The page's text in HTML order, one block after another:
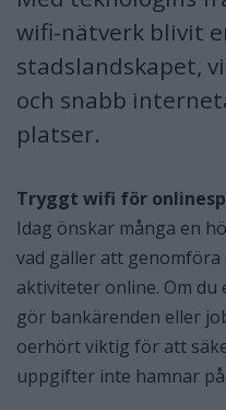
wifi-nätverk blivit
stadslandskapet,
och snabb
platser.
Tryggt wifi för
Idag önskar många en
vad gäller att
aktiviteter online. Om du
gör bankärenden eller
oerhört viktig för att
uppgifter inte hamnar